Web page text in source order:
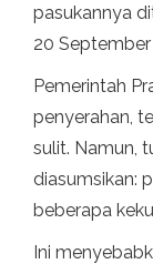
pasukannya
20
Pemerintah
penyerahan,
sulit. Namun,
diasumsikan:
beberapa
Ini